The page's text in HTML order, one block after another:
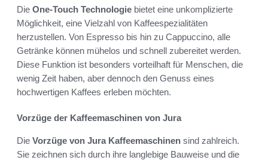
Die One-Touch Technologie bietet eine unkomplizierte
Möglichkeit, eine Vielzahl von Kaffeespezialitäten
herzustellen. Von Espresso bis hin zu Cappuccino, alle
Getränke können mühelos und schnell zubereitet werden.
Diese Funktion ist besonders vorteilhaft für Menschen, die
wenig Zeit haben, aber dennoch den Genuss eines
hochwertigen Kaffees erleben möchten.
Vorzüge der Kaffeemaschinen von Jura
Die Vorzüge von Jura Kaffeemaschinen sind zahlreich.
Sie zeichnen sich durch ihre langlebige Bauweise und die